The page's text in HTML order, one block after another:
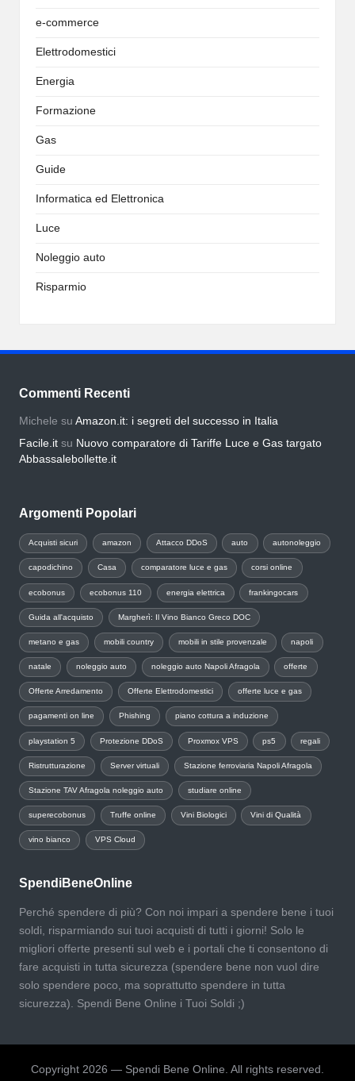
e-commerce
Elettrodomestici
Energia
Formazione
Gas
Guide
Informatica ed Elettronica
Luce
Noleggio auto
Risparmio
Commenti Recenti
Michele su Amazon.it: i segreti del successo in Italia
Facile.it su Nuovo comparatore di Tariffe Luce e Gas targato
Abbassalebollette.it
Argomenti Popolari
Acquisti sicuri amazon Attacco DDoS auto autonoleggio
capodichino Casa comparatore luce e gas corsi online
ecobonus ecobonus 110 energia elettrica frankingocars
Guida all'acquisto Margherì: Il Vino Bianco Greco DOC
metano e gas mobili country mobili in stile provenzale napoli
natale noleggio auto noleggio auto Napoli Afragola offerte
Offerte Arredamento Offerte Elettrodomestici offerte luce e gas
pagamenti on line Phishing piano cottura a induzione
playstation 5 Protezione DDoS Proxmox VPS ps5 regali
Ristrutturazione Server virtuali Stazione ferroviaria Napoli Afragola
Stazione TAV Afragola noleggio auto studiare online
superecobonus Truffe online Vini Biologici Vini di Qualità
vino bianco VPS Cloud
SpendiBeneOnline
Perché spendere di più? Con noi impari a spendere bene i tuoi
soldi, risparmiando sui tuoi acquisti di tutti i giorni! Solo le
migliori offerte presenti sul web e i portali che ti consentono di
fare acquisti in tutta sicurezza (spendere bene non vuol dire
solo spendere poco, ma soprattutto spendere in tutta
sicurezza). Spendi Bene Online i Tuoi Soldi ;)
Copyright 2026 — Spendi Bene Online. All rights reserved.